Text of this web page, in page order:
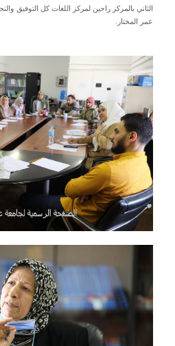
الثاني بالمركز راجين لمركز اللغات كل التوفيق
عمر المختار.